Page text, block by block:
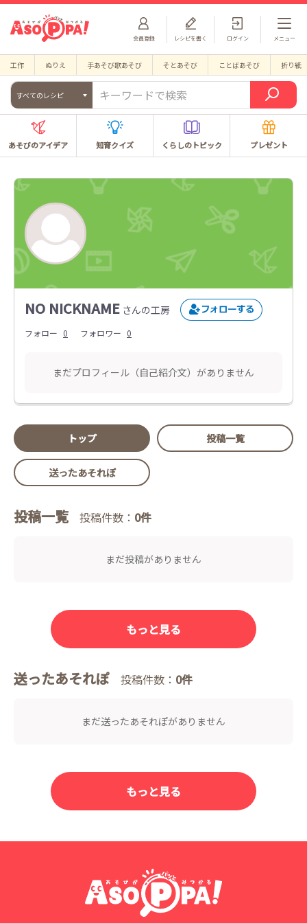
会員登録 ログイン
レシピを書く メニュー
工作 ぬりえ 手あそび歌あそび そとあそび ことばあそび 折り紙
すべてのレシピ
あそびのアイデア 知育クイズ くらしのトピック プレゼント
NO NICKNAME さんの工房
フォロー 0 フォロワー 0
まだプロフィール（自己紹介文）がありません
トップ 投稿一覧
送ったあそれぽ
投稿一覧 投稿件数： 0件
まだ投稿がありません
もっと見る
送ったあそれぽ 投稿件数： 0件
まだ送ったあそれぽがありません
もっと見る